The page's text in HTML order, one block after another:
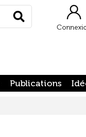
Rechercher
Publications